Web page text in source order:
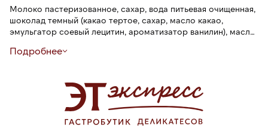
Молоко пастеризованное, сахар, вода питьевая очищенная,
шоколад темный (какао тертое, сахар, масло какао,
эмульгатор соевый лецитин, ароматизатор ванилин), масло
глюкозы, масло пальмоядровое, желток яичный
обезжиренное, консервант сорбат калия, соль. Продукт
может содержать следы глютена, орехов и продукты их
Подробнее